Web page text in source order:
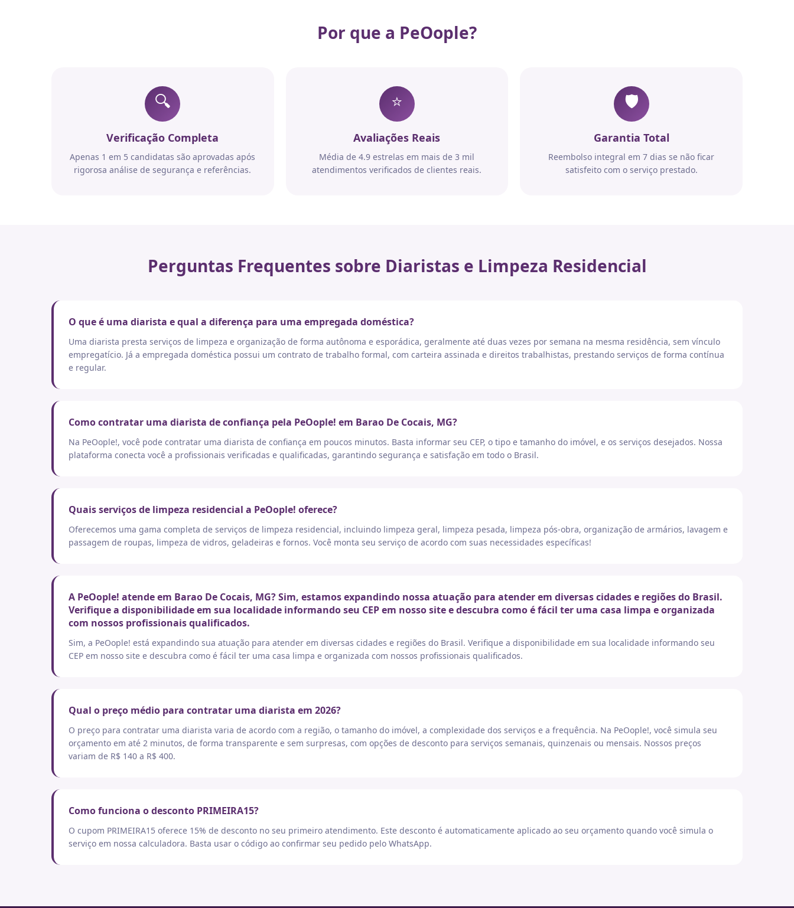
Por que a PeOople?
🔍
Verificação Completa
Apenas 1 em 5 candidatas são aprovadas após
rigorosa análise de segurança e referências.
⭐
Avaliações Reais
Média de 4.9 estrelas em mais de 3 mil
atendimentos verificados de clientes reais.
🛡️
Garantia Total
Reembolso integral em 7 dias se não ficar
satisfeito com o serviço prestado.
Perguntas Frequentes sobre Diaristas e Limpeza Residencial
O que é uma diarista e qual a diferença para uma empregada doméstica?
Uma diarista presta serviços de limpeza e organização de forma autônoma e esporádica, geralmente até duas vezes por semana na mesma residência, sem vínculo
empregatício. Já a empregada doméstica possui um contrato de trabalho formal, com carteira assinada e direitos trabalhistas, prestando serviços de forma contínua
e regular.
Como contratar uma diarista de confiança pela PeOople! em Barao De Cocais, MG?
Na PeOople!, você pode contratar uma diarista de confiança em poucos minutos. Basta informar seu CEP, o tipo e tamanho do imóvel, e os serviços desejados. Nossa
plataforma conecta você a profissionais verificadas e qualificadas, garantindo segurança e satisfação em todo o Brasil.
Quais serviços de limpeza residencial a PeOople! oferece?
Oferecemos uma gama completa de serviços de limpeza residencial, incluindo limpeza geral, limpeza pesada, limpeza pós-obra, organização de armários, lavagem e
passagem de roupas, limpeza de vidros, geladeiras e fornos. Você monta seu serviço de acordo com suas necessidades específicas!
A PeOople! atende em Barao De Cocais, MG? Sim, estamos expandindo nossa atuação para atender em diversas cidades e regiões do Brasil.
Verifique a disponibilidade em sua localidade informando seu CEP em nosso site e descubra como é fácil ter uma casa limpa e organizada
com nossos profissionais qualificados.
Sim, a PeOople! está expandindo sua atuação para atender em diversas cidades e regiões do Brasil. Verifique a disponibilidade em sua localidade informando seu
CEP em nosso site e descubra como é fácil ter uma casa limpa e organizada com nossos profissionais qualificados.
Qual o preço médio para contratar uma diarista em 2026?
O preço para contratar uma diarista varia de acordo com a região, o tamanho do imóvel, a complexidade dos serviços e a frequência. Na PeOople!, você simula seu
orçamento em até 2 minutos, de forma transparente e sem surpresas, com opções de desconto para serviços semanais, quinzenais ou mensais. Nossos preços
variam de R$ 140 a R$ 400.
Como funciona o desconto PRIMEIRA15?
O cupom PRIMEIRA15 oferece 15% de desconto no seu primeiro atendimento. Este desconto é automaticamente aplicado ao seu orçamento quando você simula o
serviço em nossa calculadora. Basta usar o código ao confirmar seu pedido pelo WhatsApp.